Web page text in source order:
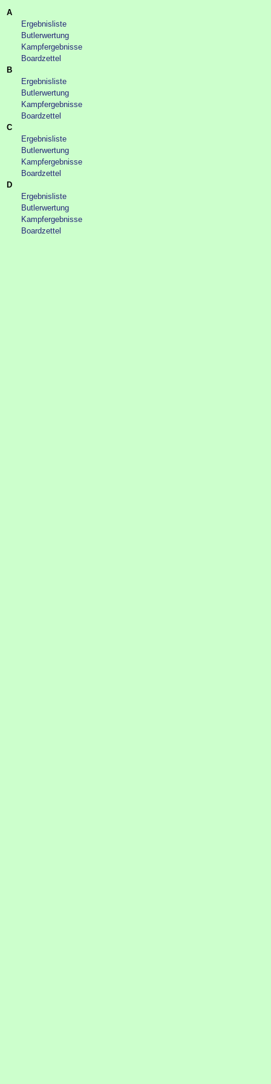
A
Ergebnisliste
Butlerwertung
Kampfergebnisse
Boardzettel
B
Ergebnisliste
Butlerwertung
Kampfergebnisse
Boardzettel
C
Ergebnisliste
Butlerwertung
Kampfergebnisse
Boardzettel
D
Ergebnisliste
Butlerwertung
Kampfergebnisse
Boardzettel